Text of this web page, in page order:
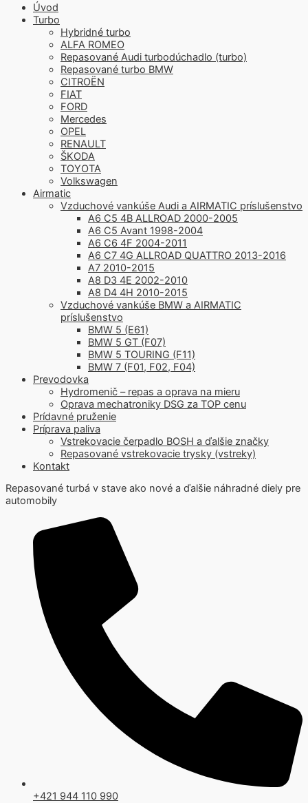
Úvod
Turbo
Hybridné turbo
ALFA ROMEO
Repasované Audi turbodúchadlo (turbo)
Repasované turbo BMW
CITROËN
FIAT
FORD
Mercedes
OPEL
RENAULT
ŠKODA
TOYOTA
Volkswagen
Airmatic
Vzduchové vankúše Audi a AIRMATIC príslušenstvo
A6 C5 4B ALLROAD 2000-2005
A6 C5 Avant 1998-2004
A6 C6 4F 2004-2011
A6 C7 4G ALLROAD QUATTRO 2013-2016
A7 2010-2015
A8 D3 4E 2002-2010
A8 D4 4H 2010-2015
Vzduchové vankúše BMW a AIRMATIC
príslušenstvo
BMW 5 (E61)
BMW 5 GT (F07)
BMW 5 TOURING (F11)
BMW 7 (F01, F02, F04)
Prevodovka
Hydromenič – repas a oprava na mieru
Oprava mechatroniky DSG za TOP cenu
Prídavné pruženie
Príprava paliva
Vstrekovacie čerpadlo BOSH a ďalšie značky
Repasované vstrekovacie trysky (vstreky)
Kontakt
Repasované turbá v stave ako nové a ďalšie náhradné diely pre
automobily
+421 944 110 990